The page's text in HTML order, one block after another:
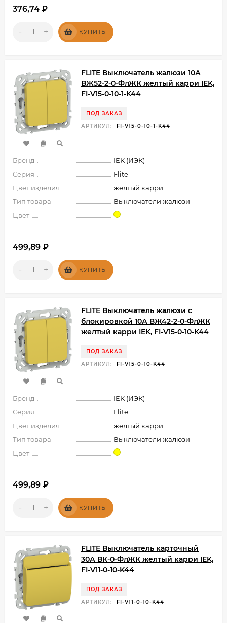
376,74 ₽
- + КУПИТЬ
FLITE Выключатель жалюзи 10А
ВЖ52-2-0-ФлЖК желтый карри IEK,
FI-V15-0-10-1-K44
ПОД ЗАКАЗ
АРТИКУЛ:
FI-V15-0-10-1-K44
Бренд
IEK (ИЭК)
Серия
Flite
Цвет изделия
желтый карри
Тип товара
Выключатели жалюзи
Цвет
499,89 ₽
- + КУПИТЬ
FLITE Выключатель жалюзи с
блокировкой 10А ВЖ42-2-0-ФлЖК
желтый карри IEK, FI-V15-0-10-K44
ПОД ЗАКАЗ
АРТИКУЛ:
FI-V15-0-10-K44
Бренд
IEK (ИЭК)
Серия
Flite
Цвет изделия
желтый карри
Тип товара
Выключатели жалюзи
Цвет
499,89 ₽
- + КУПИТЬ
FLITE Выключатель карточный
30А ВК-0-ФлЖК желтый карри IEK,
FI-V11-0-10-K44
ПОД ЗАКАЗ
АРТИКУЛ:
FI-V11-0-10-K44